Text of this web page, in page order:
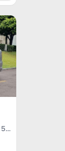
Tank 500 2023 business version with 5 seats